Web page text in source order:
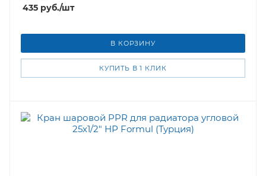
435 руб./шт
В КОРЗИНУ
КУПИТЬ В 1 КЛИК